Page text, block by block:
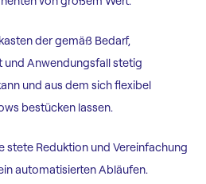
der gemäß Bedarf,
und Anwendungsfall stetig
und aus dem sich flexibel
bestücken lassen.
stete Reduktion und Vereinfachung
automatisierten Abläufen.